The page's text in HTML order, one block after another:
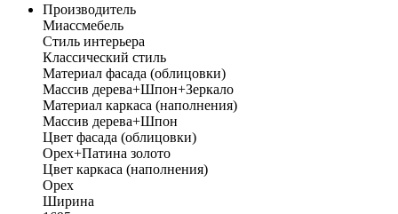
Производитель
Миассмебель
Стиль интерьера
Классический стиль
Материал фасада (облицовки)
Массив дерева+Шпон+Зеркало
Материал каркаса (наполнения)
Массив дерева+Шпон
Цвет фасада (облицовки)
Орех+Патина золото
Цвет каркаса (наполнения)
Орех
Ширина